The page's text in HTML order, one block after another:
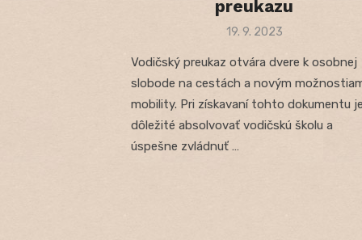
preukazu
Posted
19. 9. 2023
Vodičský preukaz otvára dvere k osobnej
slobode na cestách a novým
mobility. Pri získavaní tohto dokumentu je
dôležité absolvovať vodičskú školu a
úspešne zvládnuť …